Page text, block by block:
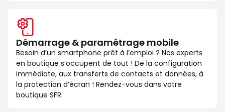
Démarrage & paramétrage mobile
Besoin d’un smartphone prêt à l’emploi ? Nos experts
en boutique s’occupent de tout ! De la configuration
immédiate, aux transferts de contacts et données, à
la protection d’écran ! Rendez-vous dans votre
boutique SFR.